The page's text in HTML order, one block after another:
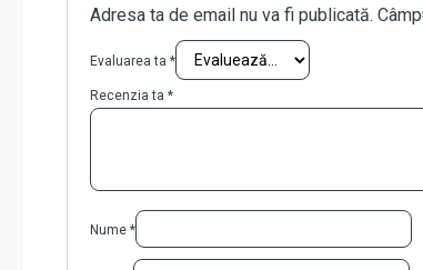
Adresa ta de email nu va fi publicată.
Evaluarea ta *
Recenzia ta *
Nume *